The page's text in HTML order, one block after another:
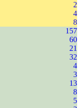
2
4
8
157
60
21
32
4
3
13
8
5